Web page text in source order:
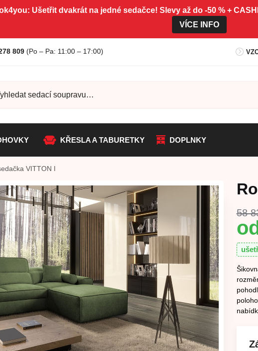
Ušetřit dvakrát na jedné sedačce! Slevy až do -50 % +
VÍCE INFO
809 (Po – Pa: 11:00 – 17:00)
KŘESLA A TABURETKY DOPLNKY
VITTON I
58